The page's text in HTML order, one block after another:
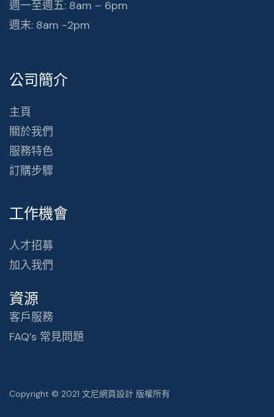
週一至週五: 8am – 6pm
週末: 8am -2pm
公司簡介
主頁
關於我們
服務特色
訂購步驟
工作機會
人才招募
加入我們
資源
客戶服務
FAQ’s 常見問題
Copyright © 2021 文尼網頁設計 版權所有